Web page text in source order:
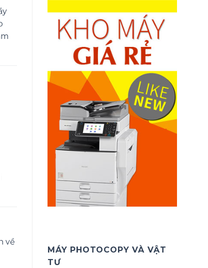
về
MÁY PHOTOCOPY VÀ VẬT
TƯ